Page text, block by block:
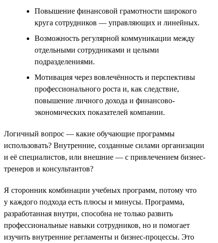
Повышение финансовой грамотности широкого
круга сотрудников — управляющих и линейных.
Возможность регулярной коммуникации между
отдельными сотрудниками и целыми
подразделениями.
Мотивация через вовлечённость и перспективы
профессионального роста и, как следствие,
повышение личного дохода и финансово-
экономических показателей компании.
Логичный вопрос — какие обучающие программы
использовать? Внутренние, созданные силами организации
и её специалистов, или внешние — с привлечением бизнес-
тренеров и консультантов?
Я сторонник комбинации учебных программ, потому что
у каждого подхода есть плюсы и минусы. Программа,
разработанная внутри, способна не только развить
профессиональные навыки сотрудников, но и помогает
изучить внутренние регламенты и бизнес-процессы. Это